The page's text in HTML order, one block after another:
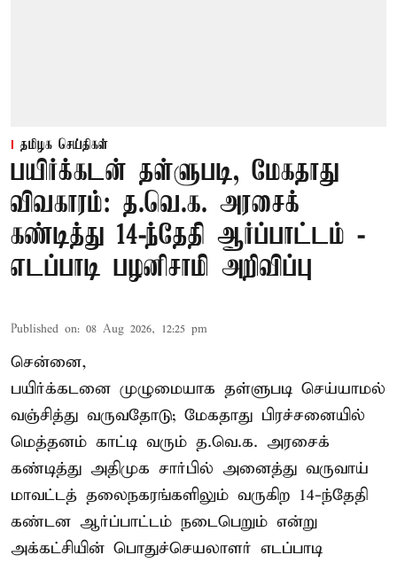
தமிழக செய்திகள்
பயிர்க்கடன் தள்ளுபடி, மேகதாது
விவகாரம்: த.வெ.க. அரசைக்
கண்டித்து 14-ந்தேதி ஆர்ப்பாட்டம் -
எடப்பாடி பழனிசாமி அறிவிப்பு
Published on: 08 Aug 2026, 12:25 pm
சென்னை,
பயிர்க்கடனை முழுமையாக தள்ளுபடி செய்யாமல்
வஞ்சித்து வருவதோடு; மேகதாது பிரச்சனையில்
மெத்தனம் காட்டி வரும் த.வெ.க. அரசைக்
கண்டித்து அதிமுக சார்பில் அனைத்து வருவாய்
மாவட்டத் தலைநகரங்களிலும் வருகிற 14-ந்தேதி
கண்டன ஆர்ப்பாட்டம் நடைபெறும் என்று
அக்கட்சியின் பொதுச்செயலாளர் எடப்பாடி